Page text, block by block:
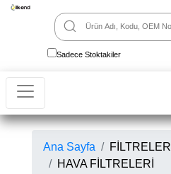
Sadece Stoktakiler
Ana Sayfa
FİLTRELER
HAVA FİLTRELERİ